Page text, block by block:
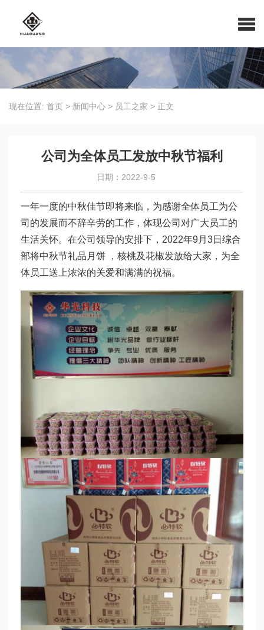
现在位置: 首页 > 新闻中心 > 员工之家 > 正文
公司为全体员工发放中秋节福利
日期：2022-9-5
一年一度的中秋佳节即将来临，为感谢全体员工为公
司的发展而不辞辛劳的工作，体现公司对广大员工的
生活关怀。在公司领导的安排下，2022年9月3日综合
部将中秋节礼品月饼 ，核桃及花椒发放给大家，为全
体员工送上浓浓的关爱和满满的祝福。